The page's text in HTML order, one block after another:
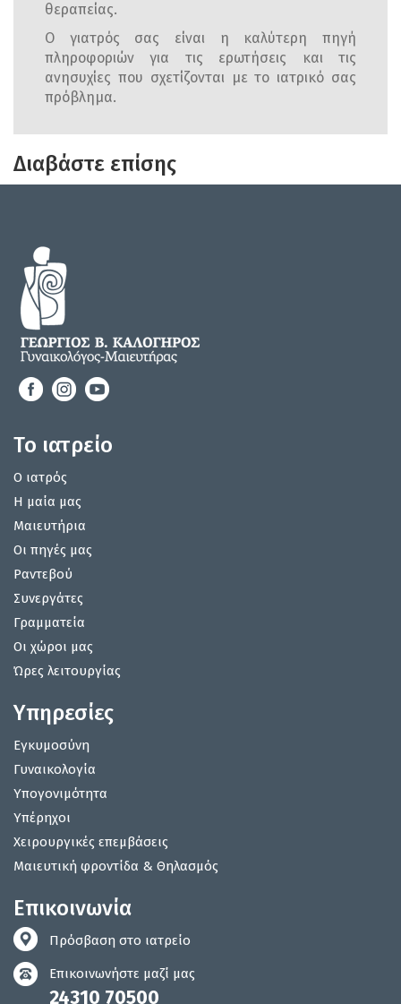
θεραπείας.
Ο γιατρός σας είναι η καλύτερη πηγή
πληροφοριών για τις ερωτήσεις και τις
ανησυχίες που σχετίζονται με το ιατρικό σας
πρόβλημα.
Διαβάστε επίσης
Το ιατρείο
Ο ιατρός
Η μαία μας
Μαιευτήρια
Οι πηγές μας
Ραντεβού
Συνεργάτες
Γραμματεία
Οι χώροι μας
Ώρες λειτουργίας
Υπηρεσίες
Εγκυμοσύνη
Γυναικολογία
Υπογονιμότητα
Υπέρηχοι
Χειρουργικές επεμβάσεις
Μαιευτική φροντίδα & Θηλασμός
Επικοινωνία
Πρόσβαση στο ιατρείο
Επικοινωνήστε μαζί μας
24310 70500